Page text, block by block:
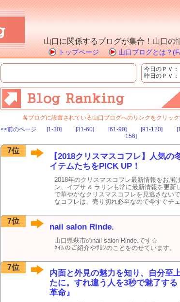
山口に関係するブログが集合！山口の
トップページ 山口ブログとは？
今日のＰＶ：
昨日のＰＶ：
各ブログに設置されている山口ブログへのリンクをクリック
<<前のページ
[1-30] [31-60] [61-90] [91-120]
156]
7位
【2018クリスマスコフレ】人気の
イテムたちをPICK UP！
2018年のクリスマスコフレ最新情報をお届
ン、イプサ & ラリンも常に最新情報を更新
で華やかなクリスマスコフレを見逃さない
なコフレは、売り切れ必至なので今すぐチェ
7位
nail salon Rinde.
山口県萩市のnail salon Rinde.です☆
ﾈｲﾙのご紹介やｻﾛﾝのことをのせています。
7位
内面と外見の魅力を知り、自分至
たに。すれ違う人を3秒で魅了す
革命』